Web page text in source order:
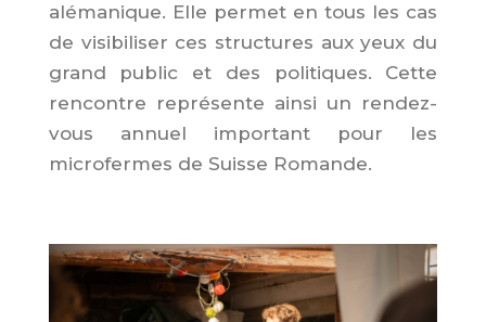
alémanique. Elle permet en tous les cas
de visibiliser ces structures aux yeux du
grand public et des politiques. Cette
rencontre représente ainsi un rendez-
vous annuel important pour les
microfermes de Suisse Romande.